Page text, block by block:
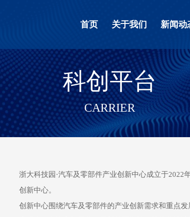
首页 关于我们 新闻动
科创平台
CARRIER
浙大科技园 ·汽车及零部件产业创新中心成立于2022
创新中心。
创新中心围绕汽车及零部件的产业创新需求和重点